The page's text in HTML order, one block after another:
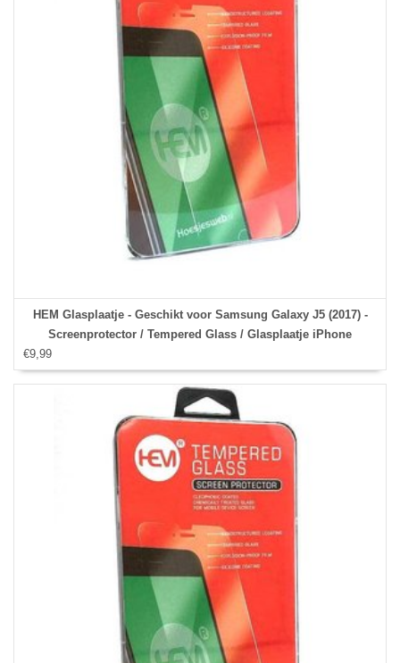
HEM Glasplaatje - Geschikt voor Samsung Galaxy J5 (2017) -
Screenprotector / Tempered Glass / Glasplaatje iPhone
€9,99